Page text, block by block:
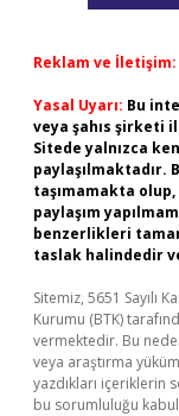
Reklam ve İletişim:
Yasal Uyarı: Bu
veya şahıs şirketi
Sitede yalnızca
taşımamakta
paylaşım
benzerlikleri
taslak halindedir
Sitemiz, 5651 Sayılı
Kurumu (BTK)
vermektedir. Bu
veya araştırma
yazdıkları içeriklerin
bu sorumluluğu kabul